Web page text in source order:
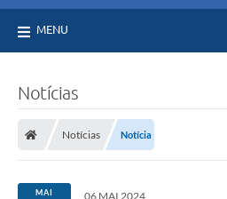
MENU
Notícias
Notícias Notícia
MAI 06 MAI 2024